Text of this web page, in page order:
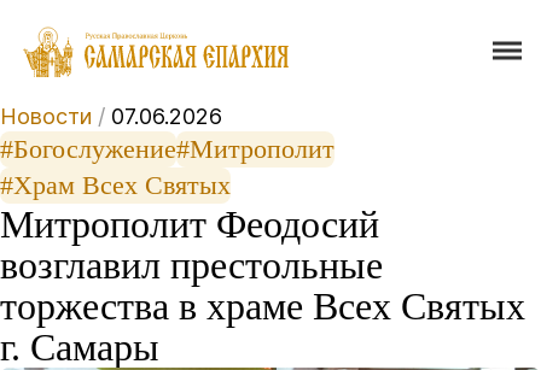
Новости / 07.06.2026
#Богослужение#Митрополит
#Храм Всех Святых
Митрополит Феодосий
возглавил престольные
торжества в храме Всех Святых
г. Самары